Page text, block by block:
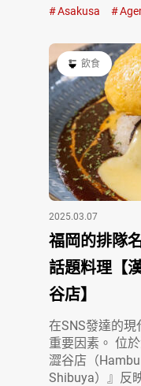
Asakusa
飲食
2025.03.07
福岡的排隊
話題料理【
谷店】
在SNS發達的
重要因素。 位
澀谷店（
Shibuya）』反